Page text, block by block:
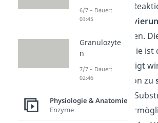
Biokatalysatoren
ab, da sie die
Reaktion reduzieren.
Aktivierungsenergie
Energie, die benötigt
chemische Reaktion zu
Umwandlung der
Endprodukte zu
6/7 – Dauer:
03:45
Granulozyte
n
7/7 – Dauer:
02:46
Physiologie & Anatomie
Enzyme